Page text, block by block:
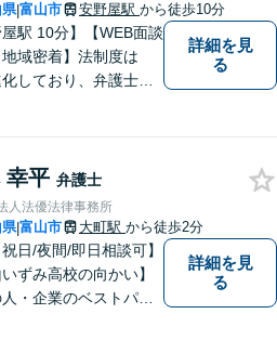
|富山市 安野屋駅 から徒歩10分
屋駅 10分】【WEB面談
域密着】法制度は
しており、弁護士に
っかり耳を傾ける姿
わりません。
詳細を見
る
幸平 弁護士
人法優法律事務所
|富山市 大町駅 から徒歩2分
祝日/夜間/即日相談可】
いずみ高校の向かい】
・企業のベストパー
詳細を見
る